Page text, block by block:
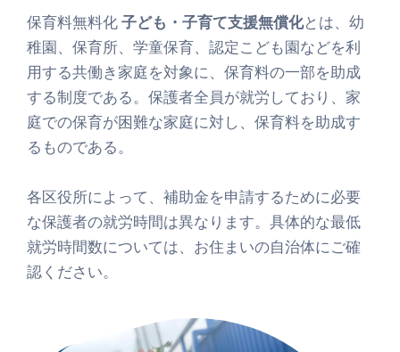
保育料無料化 子ども・子育て支援無償化とは、幼
稚園、保育所、学童保育、認定こども園などを利
用する共働き家庭を対象に、保育料の一部を助成
する制度である。保護者全員が就労しており、家
庭での保育が困難な家庭に対し、保育料を助成す
るものである。
各区役所によって、補助金を申請するために必要
な保護者の就労時間は異なります。 具体的な最低
就労時間数については、お住まいの自治体にご確
認ください。